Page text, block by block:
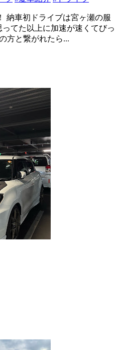
納車初ドライブは宮ヶ瀬の服
てた以上に加速が速くてびっ
方と繋がれたら...